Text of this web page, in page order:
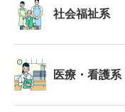
社会福祉系
医療・看護系